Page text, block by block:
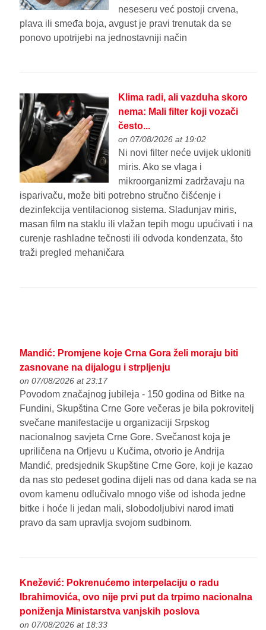
neseseru već postoji crvena,
plava ili smeđa boja, avgust je pravi trenutak da se
ponovo upotrijebi na jednostavniji način
Klima radi, ali vazduha skoro
nema: Mali filter koji vozači
često...
on 07/08/2026 at 19:02
Ni novi filter neće uvijek ukloniti
miris. Ako se vlaga i
mikroorganizmi zadržavaju na
isparivaču, može biti potrebno stručno čišćenje i
dezinfekcija ventilacionog sistema. Sladunjav miris,
masan film na staklu ili vlažan tepih mogu upućivati i na
curenje rashladne tečnosti ili odvoda kondenzata, što
traži pregled mehaničara
Mandić: Promjene koje Crna Gora želi moraju biti
zasnovane na dijalogu i strpljenju
on 07/08/2026 at 23:17
Povodom značajnog jubileja - 150 godina od Bitke na
Fundini, Skupština Crne Gore večeras je bila pokrovitelj
svečane manifestacije u organizaciji Srpskog
nacionalnog savjeta Crne Gore. Svečanost koja je
upriličena na Orljevu u Kučima, otvorio je Andrija
Mandić, predsjednik Skupštine Crne Gore, koji je kazao
da nas sto pedeset godina dijeli nas od dana kada se na
ovom kamenu odlučivalo mnogo više od ishoda jedne
bitke i hoće li jedan mali, slobodoljubivi narod imati
pravo da sam upravlja svojom sudbinom.
Knežević: Pokrenućemo interpelaciju o radu
Ibrahimovića, ovo nije prvi put da trpimo nacionalna
poniženja Ministarstva vanjskih poslova
on 07/08/2026 at 18:33